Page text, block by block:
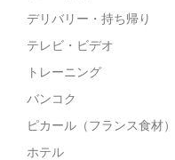
デリバリー・持ち帰り
テレビ・ビデオ
トレーニング
バンコク
ピカール（フランス食材）
ホテル